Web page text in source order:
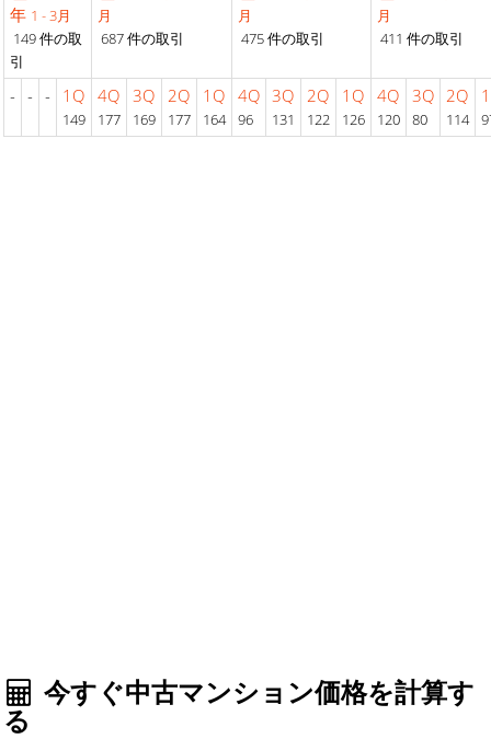
年 1 - 3月
149 件の取
引
月
687 件の取引
月
475 件の取引
月
411 件の取引
- - - 1Q
149
4Q
177
3Q
169
2Q
177
1Q
164
4Q
96
3Q
131
2Q
122
1Q
126
4Q
120
3Q
80
2Q
114
今すぐ中古マンション価格を計算す
る